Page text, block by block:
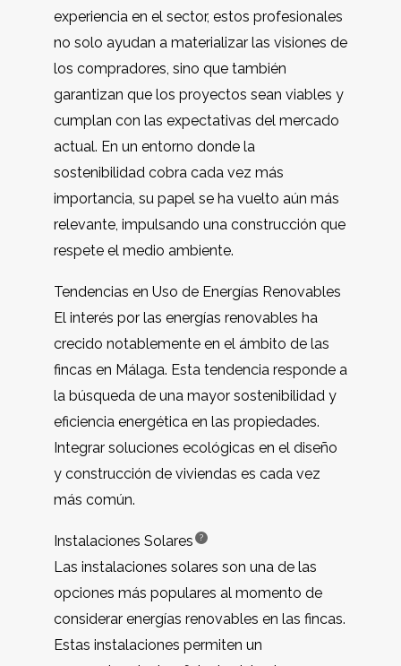
experiencia en el sector, estos profesionales
no solo ayudan a materializar las visiones de
los compradores, sino que también
garantizan que los proyectos sean viables y
cumplan con las expectativas del mercado
actual. En un entorno donde la
sostenibilidad cobra cada vez más
importancia, su papel se ha vuelto aún más
relevante, impulsando una construcción que
respete el medio ambiente.
Tendencias en Uso de Energías Renovables
El interés por las energías renovables ha
crecido notablemente en el ámbito de las
fincas en Málaga. Esta tendencia responde a
la búsqueda de una mayor sostenibilidad y
eficiencia energética en las propiedades.
Integrar soluciones ecológicas en el diseño
y construcción de viviendas es cada vez
más común.
Instalaciones Solares ?
Las instalaciones solares son una de las
opciones más populares al momento de
considerar energías renovables en las fincas.
Estas instalaciones permiten un